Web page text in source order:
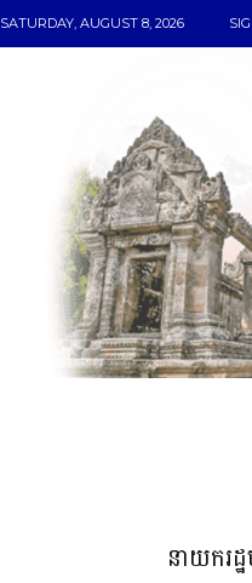
SATURDAY, AUGUST 8, 2026
នាយករដ្